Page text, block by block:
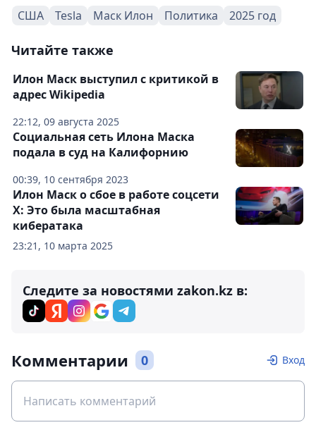
США Tesla Маск Илон Политика 2025 год
Читайте также
22:12, 09 августа 2025
Илон Маск выступил с критикой в
адрес Wikipedia
00:39, 10 сентября 2023
Социальная сеть Илона Маска
подала в суд на Калифорнию
23:21, 10 марта 2025
Илон Маск о сбое в работе соцсети
X: Это была масштабная
кибератака
Следите за новостями zakon.kz в:
Комментарии 0 Вход